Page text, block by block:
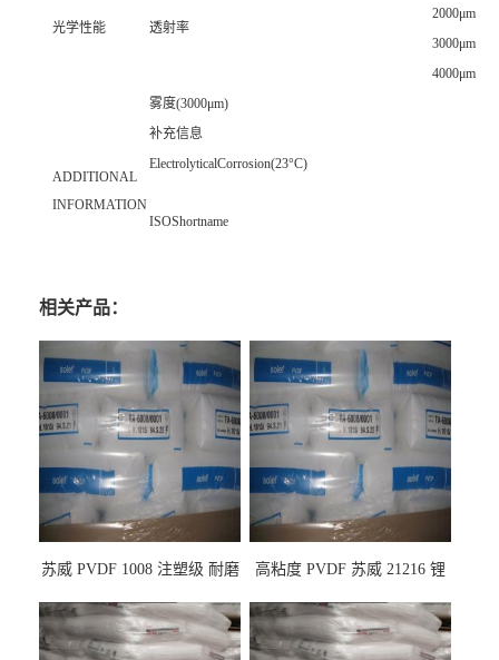
光学性能 透射率
2000μm
3000μm
4000μm
雾度(3000μm)
ADDITIONAL
INFORMATION
补充信息
ElectrolyticalCorrosion(23°C)
ISOShortname
相关产品：
苏威 PVDF 1008 注塑级 耐磨
龙
高粘度 PVDF 苏威 21216 锂